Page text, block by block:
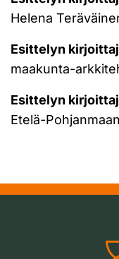
Helena
Esittelyn
maakunta-
Esittelyn
Etelä-